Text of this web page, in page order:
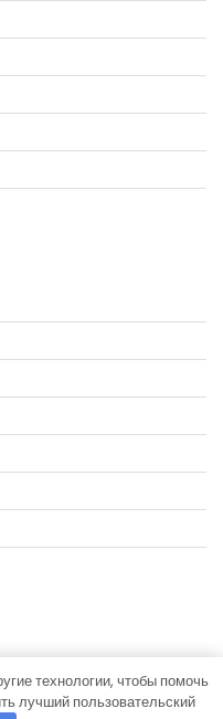
Тема News Bank
технологии, чтобы помочь
лучший пользовательский